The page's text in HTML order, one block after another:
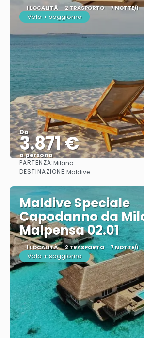
1 LOCALITÀ 2 TRASPORTO 7 NOTTE/I
Volo + soggiorno
Da
3.871 €
a persona
PARTENZA:Milano
DESTINAZIONE:Maldive
Maldive Speciale
Capodanno da
Malpensa 02.01
1 LOCALITÀ 2 TRASPORTO 7 NOTTE/I
Volo + soggiorno